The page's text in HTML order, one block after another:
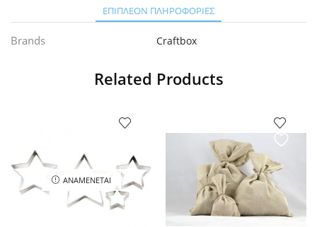
ΕΠΙΠΛΈΟΝ ΠΛΗΡΟΦΟΡΊΕΣ
Brands Craftbox
Related Products
ΑΝΑΜΈΝΕΤΑΙ